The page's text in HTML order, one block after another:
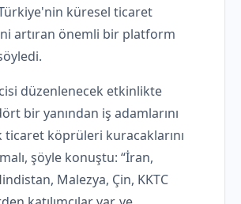
küresel ticaret
artıran önemli bir platform
düzenlenecek etkinlikte
bir yanından iş adamlarını
ticaret köprüleri kuracaklarını
şöyle konuştu: “İran,
Malezya, Çin, KKTC